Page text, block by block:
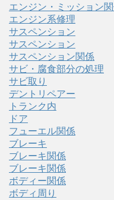
エンジン・ミッション
エンジン系修理
サスペンション
サスペンション
サスペンション関係
サビ・腐食部分の処理
サビ取り
デントリペアー
トランク内
ドア
フューエル関係
ブレーキ
ブレーキ関係
ブレーキ関係
ボディー関係
ボディ周り